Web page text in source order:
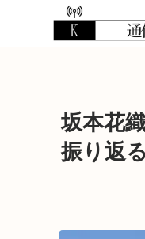
坂本花
振り返る